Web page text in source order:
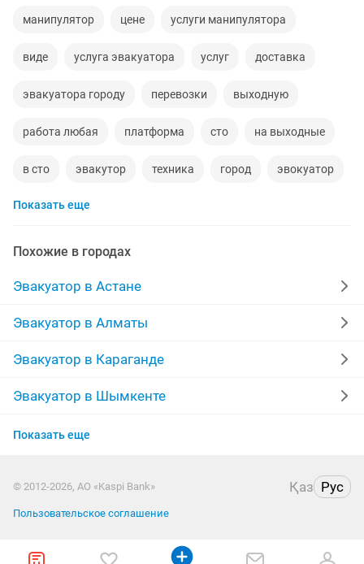
манипулятор цене услуги манипулятора
виде услуга эвакуатора услуг доставка
эвакуатора городу перевозки выходную
работа любая платформа сто на выходные
в сто эвакутор техника город эвокуатор
эвакутора
аварийный работа 5
машина авто спецтехника
тел 3 тонн трасса
снг
Показать еще
Похожие в городах
Эвакуатор в Астане
Эвакуатор в Алматы
Эвакуатор в Караганде
Эвакуатор в Шымкенте
Эвакуатор в Усть-Каменогорске
Эвакуатор в Костанае
Показать еще
© 2012-2026, АО «Kaspi Bank» Қаз Рус
Пользовательское соглашение